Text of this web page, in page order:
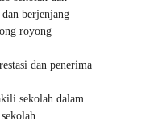
berjenjang
royong
dan penerima
sekolah dalam